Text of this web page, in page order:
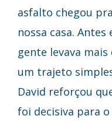
asfalto chegou
nossa casa.
gente levava
um trajeto
David reforçou
foi decisiva para o